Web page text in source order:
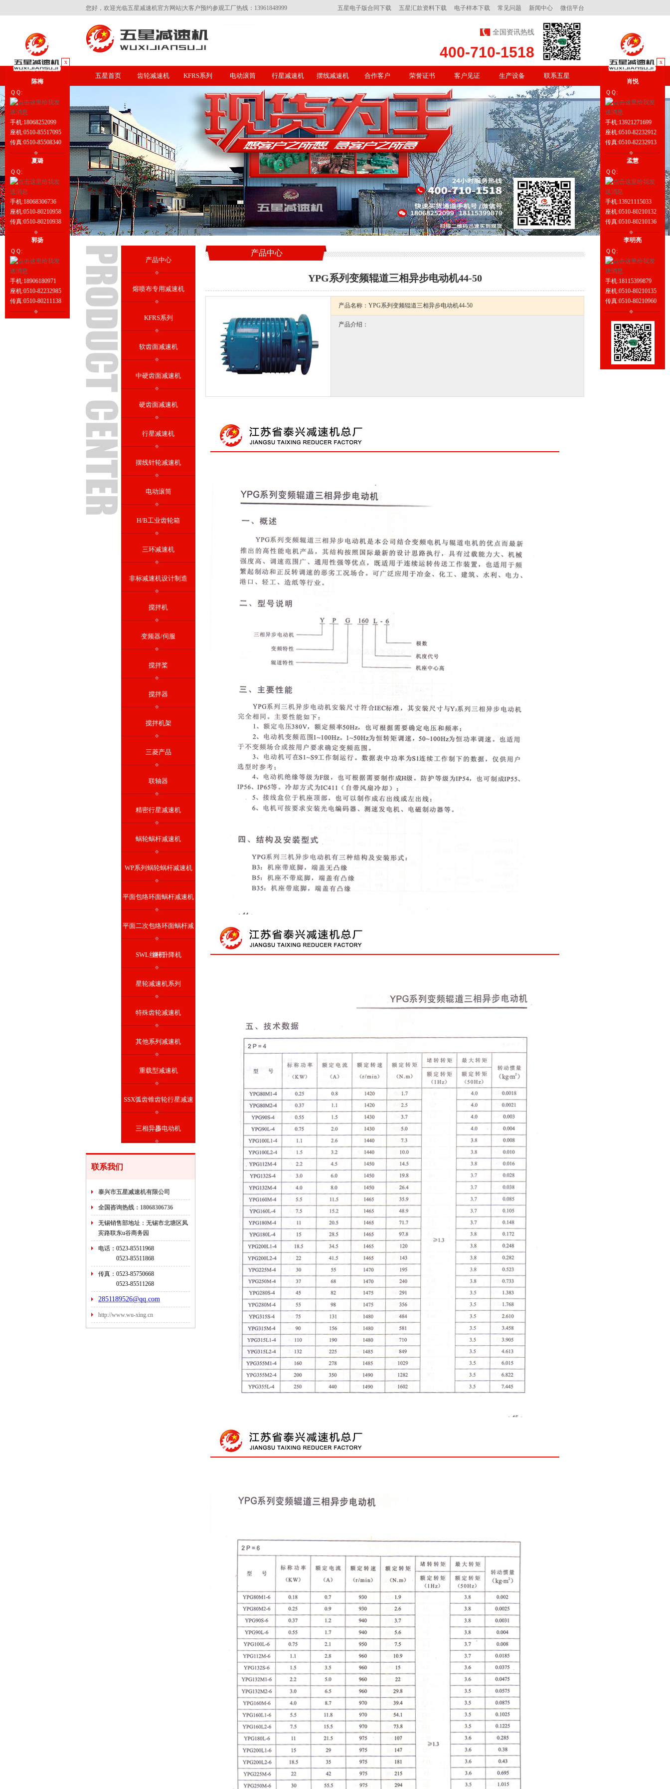
您好，欢迎光临五星减速机官方网站|大客户预约参观工厂热线：13961848999 微信平台
新闻中心
常见问题
电子样本下载
五星汇款资料下载
五星电子版合同下载
全国资讯热线
400-710-1518
五星首页 齿轮减速机 KFRS系列 电动滚筒 行星减速机 摆线减速机 合作客户 荣誉证书 客户见证 生产设备 联系五星
产品中心
熔喷布专用减速机
KFRS系列
软齿面减速机
中硬齿面减速机
硬齿面减速机
行星减速机
摆线针轮减速机
电动滚筒
H/B工业齿轮箱
三环减速机
非标减速机设计制造
搅拌机
变频器/伺服
搅拌桨
搅拌器
搅拌机架
三菱产品
联轴器
精密行星减速机
蜗轮蜗杆减速机
WP系列蜗轮蜗杆减速机
平面包络环面蜗杆减速机
平面二次包络环面蜗杆减
速机
SWL丝杆升降机
星轮减速机系列
特殊齿轮减速机
其他系列减速机
重载型减速机
SSX弧齿锥齿轮行星减速
器
三相异步电动机
联系我们
泰兴市五星减速机有限公司
全国咨询热线：18068306736
无锡销售部地址：无锡市北塘区凤
宾路联东u谷商务园
电话：0523-85511968
0523-85511868
传真：0523-85750668
0523-85511268
2851189526@qq.com
http://www.wu-xing.cn
产品中心
YPG系列变频辊道三相异步电动机44-50
产品名称：YPG系列变频辊道三相异步电动机44-50
产品介绍：
x
陈梅
ＱＱ:
手机:18068252099
座机:0510-85517095
传真:0510-85508340
夏璐
ＱＱ:
手机:18068306736
座机:0510-80210958
传真:0510-80210938
郭扬
ＱＱ:
手机:18906180971
座机:0510-82232985
传真:0510-80211138
x
肖悦
ＱＱ:
手机:13921271699
座机:0510-82232912
传真:0510-82232913
孟慧
ＱＱ:
手机:13921115033
座机:0510-80210132
传真:0510-80210136
李明亮
ＱＱ:
手机:18115399879
座机:0510-80210135
传真:0510-80210960